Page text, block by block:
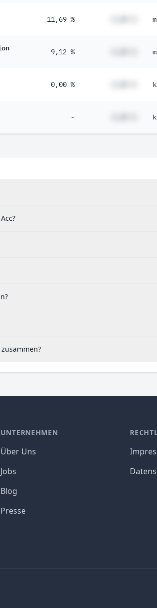
11,69 %
9,12 %
0,00 %
-
UNTERNEHMEN
Über Uns
Jobs
Blog
Presse